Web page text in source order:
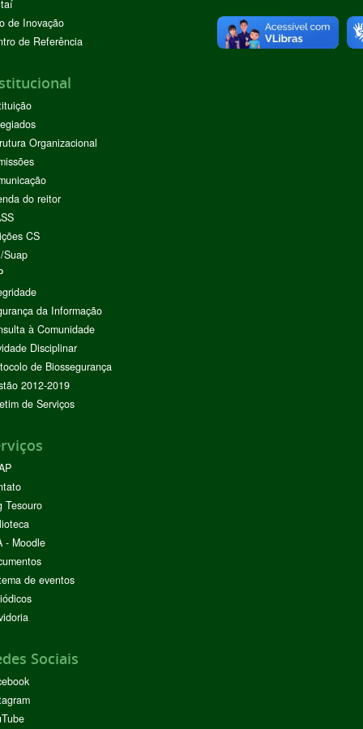
de Inovação
de Referência
Organizacional
do reitor
CS
Suap
da Informação
à Comunidade
Disciplinar
de Biossegurança
2012-2019
de Serviços
Tesouro
- Moodle
de eventos
Sociais